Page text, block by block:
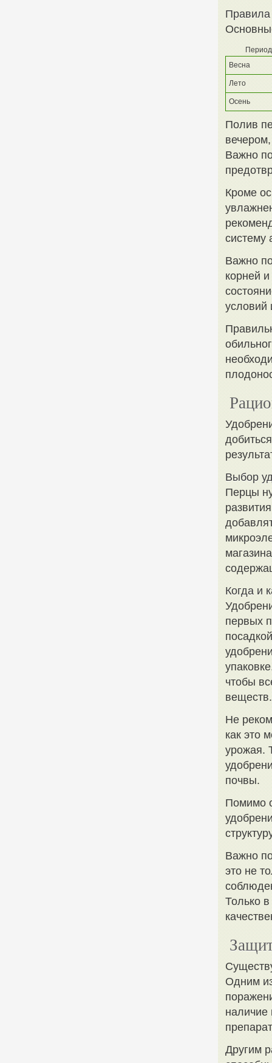
Период
Весна
Лето
Осень
Полив
Важно
Кроме
систему
Важно
корней
условий
Выбор
Перцы
Когда и
первых
чтобы
веществ.
Не
как это
урожая.
почвы.
Помимо
Важно
это не
Только
Одним
наличие
Другим